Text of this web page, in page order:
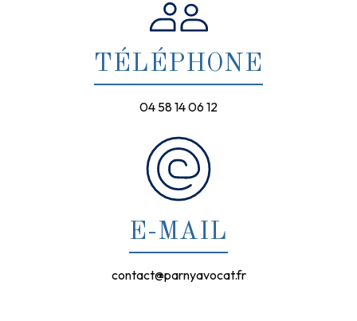
TÉLÉPHONE
04 58 14 06 12
E-MAIL
contact@parnyavocat.fr